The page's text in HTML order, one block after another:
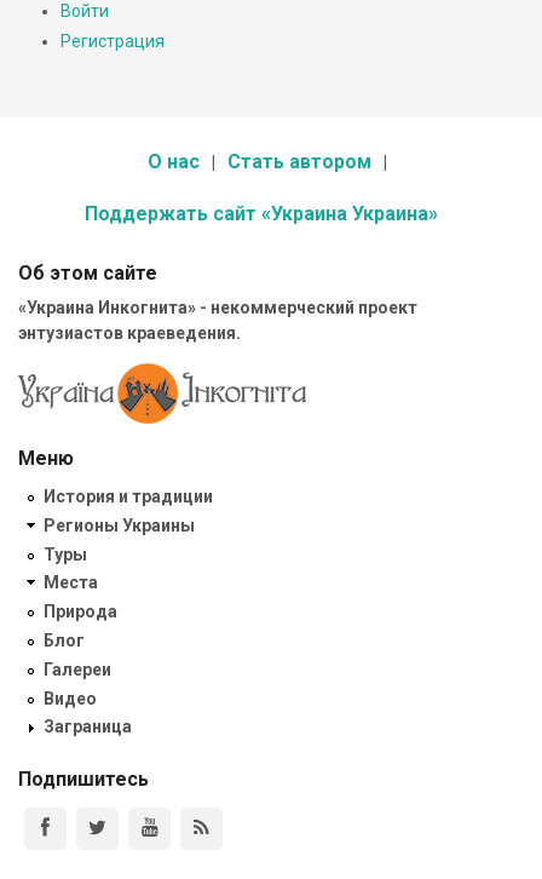
Войти
Регистрация
О нас Стать автором
Поддержать сайт «Украина Украина»
Об этом сайте
«Украина Инкогнита» - некоммерческий проект
энтузиастов краеведения.
Меню
История и традиции
Регионы Украины
Туры
Места
Природа
Блог
Галереи
Видео
Заграница
Подпишитесь